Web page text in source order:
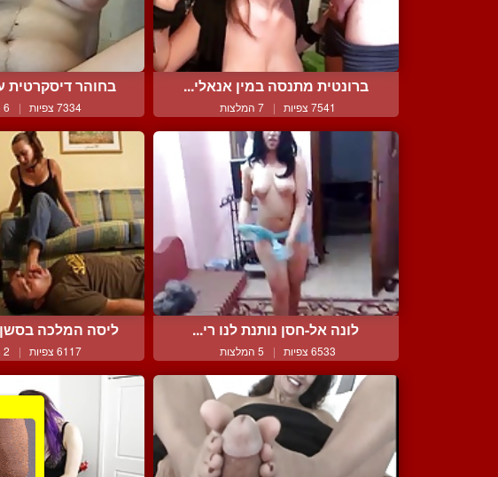
ברונטית מתנסה במין אנאלי...
7541 צפיות | 7 המלצות
בחוהר דיסקרטית
7334 צפיות | 6 המלצות
לונה אל-חסן נותנת לנו רי...
6533 צפיות | 5 המלצות
ליסה המלכה
6117 צפיות | 2 המלצות